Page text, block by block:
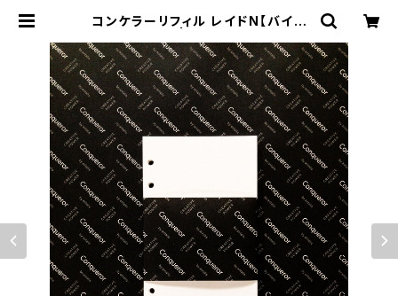
コンケラーリフィル レイドN【バイブ
ラインストア